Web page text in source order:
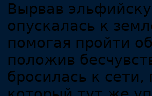
Вырвав
опускалась к
помогая пройти
положив
бросилась к